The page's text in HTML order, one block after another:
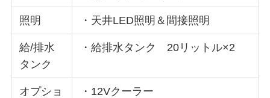
照明 ・天井LED照明＆間接照明
給/排水
タンク
・給排水タンク 20リットル×2
オプショ
・12Vクーラー